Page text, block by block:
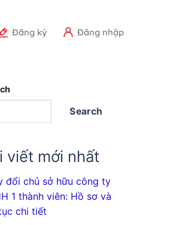
Đăng ký Đăng nhập
Search
viết mới nhất
đổi chủ sở hữu công ty
1 thành viên: Hồ sơ và
chi tiết